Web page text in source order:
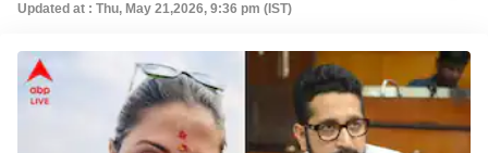
Updated at : Thu, May 21,2026, 9:36 pm (IST)